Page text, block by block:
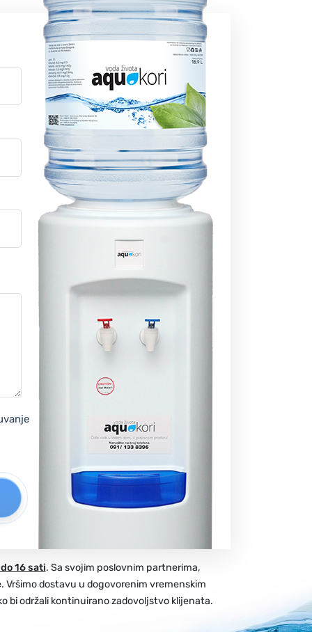
16 sati. Sa svojim poslovnim partnerima,
dostavu u dogovorenim vremenskim
bi održali kontinuirano zadovoljstvo klijenata.